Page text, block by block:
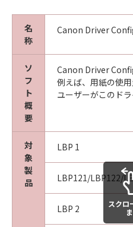
お客様は、「本ソフト
設定が変更された「キ
バーソフトウェアプロ
関する警告ウィンドウ
するものとします。
９．契約期間
(1) 本契約書は、お客
記のボタンをクリック
フトウェア」を使用し
または(3)により終了さ
す。
(2) お客様は、「本ソ
複製物のすべてを廃棄
名
称
Canon Driver
ソ
フ
ト
概
要
Canon Driver
例えば、用紙の使
ユーザーがこのド
対
象
製
品
LBP 1
LBP121/LBP122/
LBP 2
スクロ